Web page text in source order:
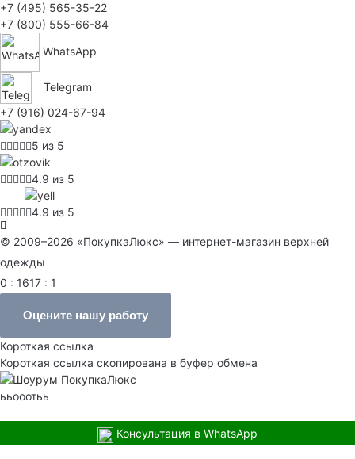
+7 (495) 565-35-22
+7 (800) 555-66-84
WhatsApp
Telegram
+7 (916) 024-67-94
5 из 5
4.9 из 5
4.9 из 5
© 2009–2026 «ПокупкаЛюкс» — интернет-магазин верхней
одежды
0 : 1617 : 1
Оцените нашу работу
Короткая ссылка
Короткая ссылка скопирована в буфер обмена
ььооотьь
Консультация в WhatsApp